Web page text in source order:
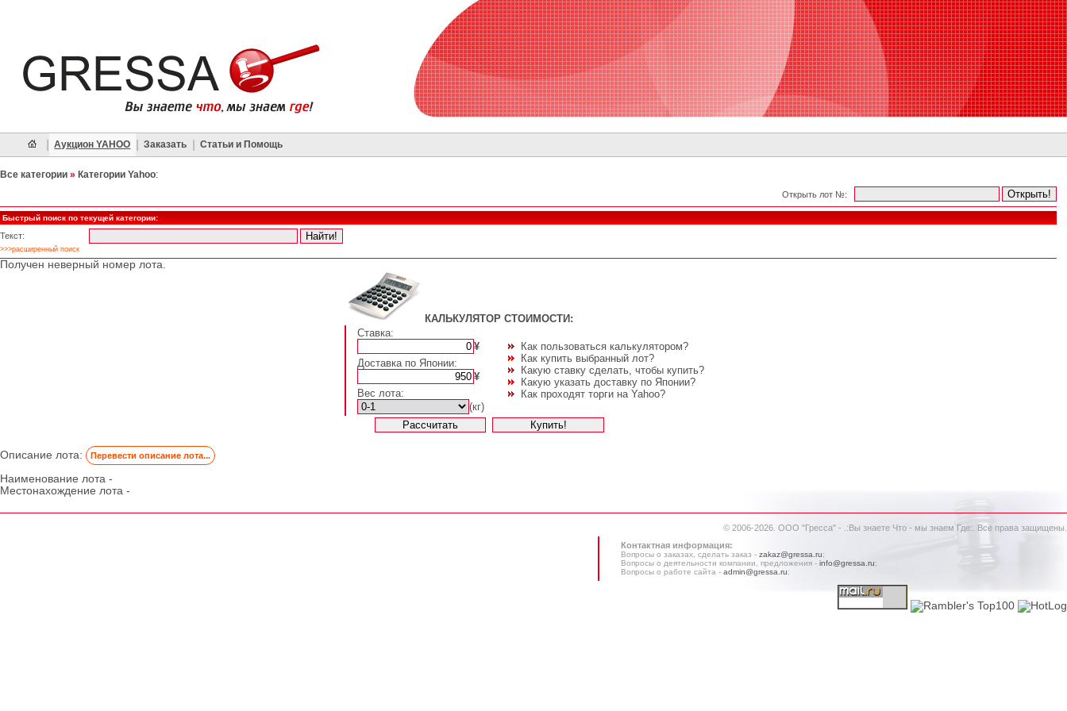
Аукцион YAHOO Заказать Статьи и Помощь
Все категории » Категории Yahoo:
Открыть лот №:
Быстрый поиск по текущей категории:
Текст:
>>>расширенный поиск
Получен неверный номер лота.
КАЛЬКУЛЯТОР СТОИМОСТИ:
Ставка:
¥
Как пользоваться калькулятором?
Как купить выбранный лот?
Какую ставку сделать, чтобы купить?
Какую указать доставку по Японии?
Как проходят торги на Yahoo?
Доставка по Японии:
¥
Вес лота:
(кг)
Описание лота: Перевести описание лота...
Наименование лота -
Местонахождение лота -
© 2006-2026. ООО "Гресса" - .:Вы знаете Что - мы знаем Где:. Все права защищены.
Контактная информация:
Вопросы о заказах, сделать заказ - zakaz@gressa.ru;
Вопросы о деятельности компании, предложения - info@gressa.ru;
Вопросы о работе сайта - admin@gressa.ru;